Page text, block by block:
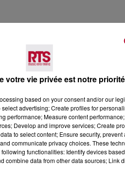
4 août 2026
FÊTE DE LA
VILLEVEYRAC
votre vie privée est notre priorité
based on your consent and/or our
advertising; Create profiles for
performance; Measure content
Develop and improve services; Create
to select content; Ensure security,
communicate privacy choices. These
functionalities: Identify devices
combine data from other data sources; Link